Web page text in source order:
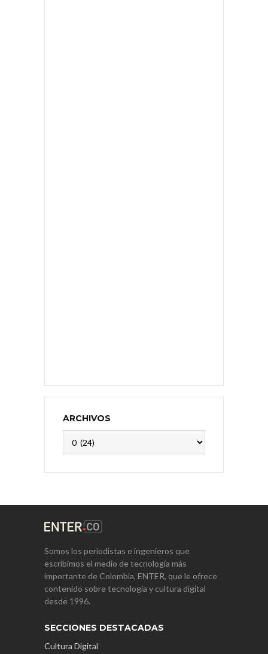
ARCHIVOS
Somos los periodistas e ingenieros que
escribimos el medio de tecnología más
importante de Colombia, ENTER, que le ofrece
contenido sobre tecnología y cultura digital
desde 1996.
SECCIONES DESTACADAS
Cultura Digital